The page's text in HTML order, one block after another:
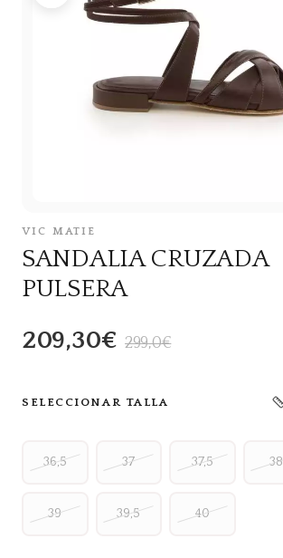
VIC MATIE
SANDALIA CRUZADA
PULSERA
209,30€ 299,0€
SELECCIONAR TALLA
36,5 37 37,5 38
39 39,5 40